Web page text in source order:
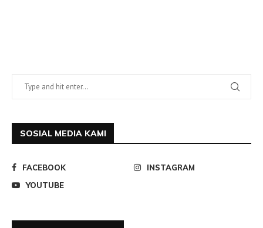
SOSIAL MEDIA KAMI
FACEBOOK
INSTAGRAM
YOUTUBE